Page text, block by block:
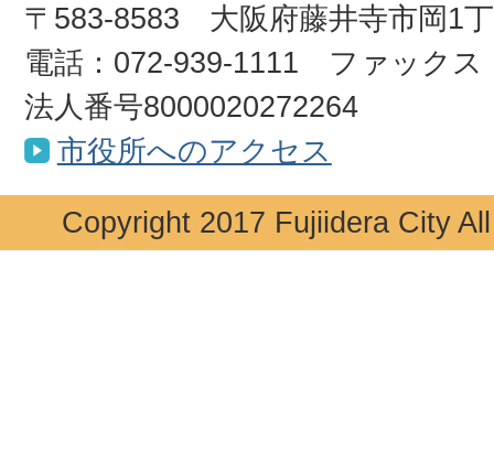
〒583-8583 大阪府藤井寺市岡1
電話：072-939-1111 ファックス
法人番号8000020272264
市役所へのアクセス
Copyright 2017 Fujiidera City